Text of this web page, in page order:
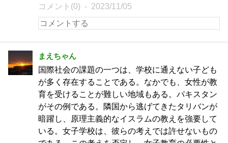
コメント(0) 2023/11/05
まえちゃん
国際社会の課題の一つは、学校に通えない子ども
が多く存在することである。なかでも、女性が教
育を受けることが難しい地域もある。パキスタン
がその例である。隣国から逃げてきたタリバンが
暗躍し、原理主義的なイスラムの教えを強要して
いる。女子学校は、彼らの考えでは許せないもの